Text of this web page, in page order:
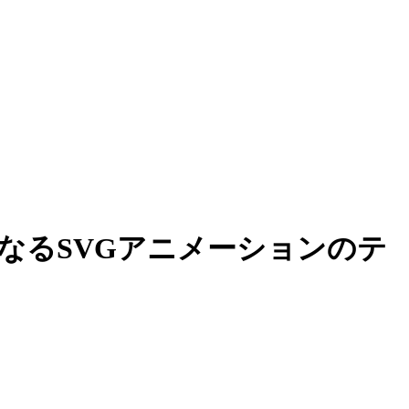
るSVGアニメーションのテ